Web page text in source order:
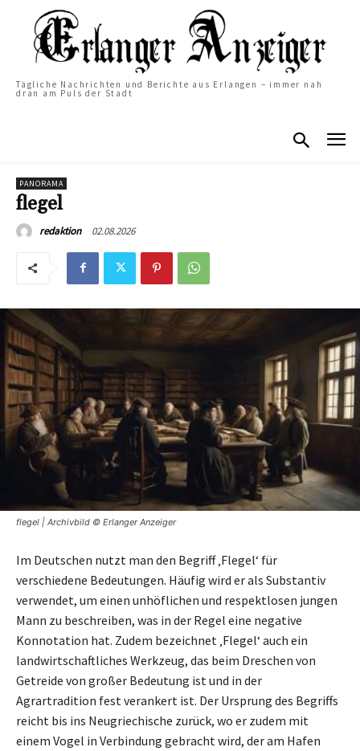
Tägliche Nachrichten und Berichte aus Erlangen – immer nah
dran am Puls der Stadt
PANORAMA
flegel
redaktion 02.08.2026
flegel | Archivbild © Erlanger Anzeiger
Im Deutschen nutzt man den Begriff ‚Flegel‘ für
verschiedene Bedeutungen. Häufig wird er als Substantiv
verwendet, um einen unhöflichen und respektlosen jungen
Mann zu beschreiben, was in der Regel eine negative
Konnotation hat. Zudem bezeichnet ‚Flegel‘ auch ein
landwirtschaftliches Werkzeug, das beim Dreschen von
Getreide von großer Bedeutung ist und in der
Agrartradition fest verankert ist. Der Ursprung des Begriffs
reicht bis ins Neugriechische zurück, wo er zudem mit
einem Vogel in Verbindung gebracht wird, der am Hafen